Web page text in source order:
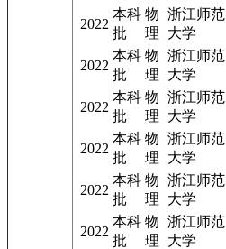
2022
本科
批
物
理
浙江师范
大学
2022
本科
批
物
理
浙江师范
大学
2022
本科
批
物
理
浙江师范
大学
2022
本科
批
物
理
浙江师范
大学
2022
本科
批
物
理
浙江师范
大学
2022
本科
批
物
理
浙江师范
大学